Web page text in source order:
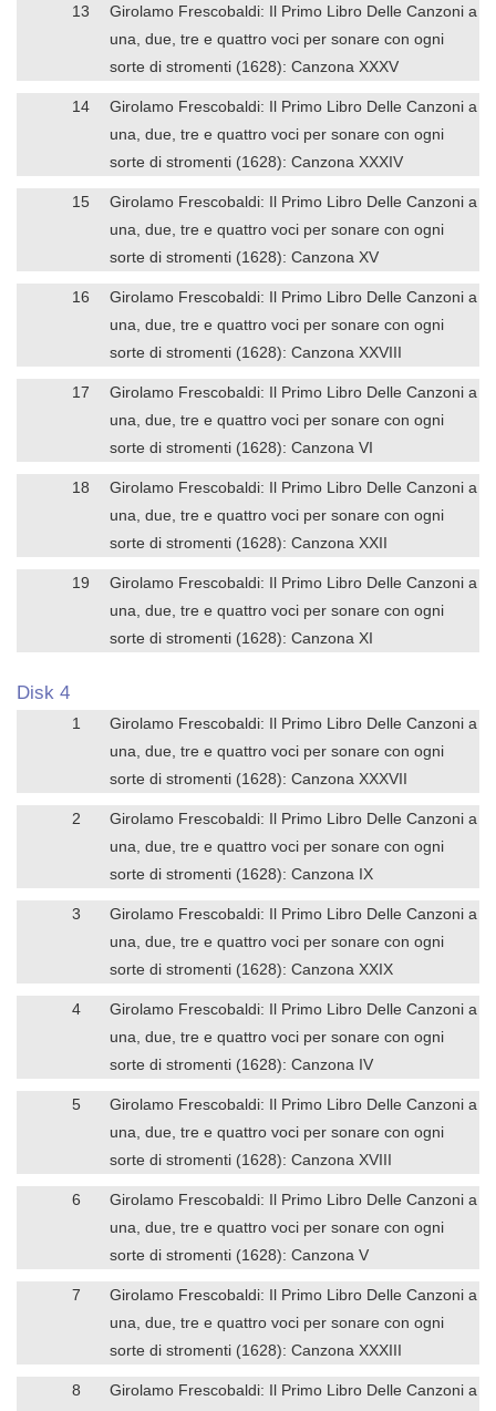
13
Girolamo Frescobaldi: Il Primo Libro Delle Canzoni a
una, due, tre e quattro voci per sonare con ogni
sorte di stromenti (1628): Canzona XXXV
14
Girolamo Frescobaldi: Il Primo Libro Delle Canzoni a
una, due, tre e quattro voci per sonare con ogni
sorte di stromenti (1628): Canzona XXXIV
15
Girolamo Frescobaldi: Il Primo Libro Delle Canzoni a
una, due, tre e quattro voci per sonare con ogni
sorte di stromenti (1628): Canzona XV
16
Girolamo Frescobaldi: Il Primo Libro Delle Canzoni a
una, due, tre e quattro voci per sonare con ogni
sorte di stromenti (1628): Canzona XXVIII
17
Girolamo Frescobaldi: Il Primo Libro Delle Canzoni a
una, due, tre e quattro voci per sonare con ogni
sorte di stromenti (1628): Canzona VI
18
Girolamo Frescobaldi: Il Primo Libro Delle Canzoni a
una, due, tre e quattro voci per sonare con ogni
sorte di stromenti (1628): Canzona XXII
19
Girolamo Frescobaldi: Il Primo Libro Delle Canzoni a
una, due, tre e quattro voci per sonare con ogni
sorte di stromenti (1628): Canzona XI
Disk 4
1
Girolamo Frescobaldi: Il Primo Libro Delle Canzoni a
una, due, tre e quattro voci per sonare con ogni
sorte di stromenti (1628): Canzona XXXVII
2
Girolamo Frescobaldi: Il Primo Libro Delle Canzoni a
una, due, tre e quattro voci per sonare con ogni
sorte di stromenti (1628): Canzona IX
3
Girolamo Frescobaldi: Il Primo Libro Delle Canzoni a
una, due, tre e quattro voci per sonare con ogni
sorte di stromenti (1628): Canzona XXIX
4
Girolamo Frescobaldi: Il Primo Libro Delle Canzoni a
una, due, tre e quattro voci per sonare con ogni
sorte di stromenti (1628): Canzona IV
5
Girolamo Frescobaldi: Il Primo Libro Delle Canzoni a
una, due, tre e quattro voci per sonare con ogni
sorte di stromenti (1628): Canzona XVIII
6
Girolamo Frescobaldi: Il Primo Libro Delle Canzoni a
una, due, tre e quattro voci per sonare con ogni
sorte di stromenti (1628): Canzona V
7
Girolamo Frescobaldi: Il Primo Libro Delle Canzoni a
una, due, tre e quattro voci per sonare con ogni
sorte di stromenti (1628): Canzona XXXIII
8
Girolamo Frescobaldi: Il Primo Libro Delle Canzoni a